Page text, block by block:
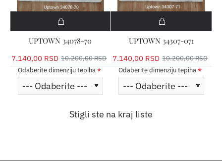
UPTOWN 34078-70
7.140,00 RSD 10.200,00 RSD
Odaberite dimenziju tepiha
UPTOWN 34307-071
7.140,00 RSD 10.200,00 RSD
Odaberite dimenziju tepiha
Stigli ste na kraj liste